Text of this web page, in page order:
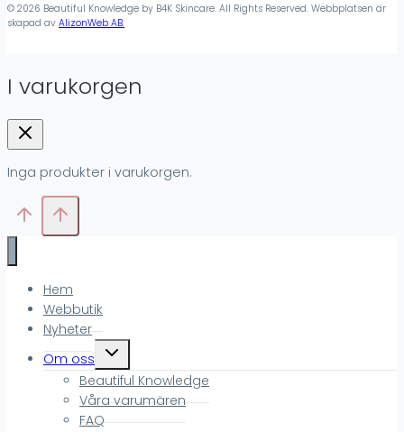
© 2026 Beautiful Knowledge by B4K Skincare. All Rights Reserved. Webbplatsen är
skapad av AlizonWeb AB.
I varukorgen
Inga produkter i varukorgen.
Hem
Webbutik
Nyheter
Om oss
Toggle
child
menu
Beautiful Knowledge
Våra varumären
FAQ